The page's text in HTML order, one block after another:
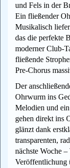
und Fels in der
Ein fließender
Musikalisch
das die perfekte
moderner Club-
fließende
Pre-Chorus
Der
Ohrwurm ins
Melodien und
gehen direkt ins
glänzt dank
transparenten,
nächste Woche
Veröffentlichung